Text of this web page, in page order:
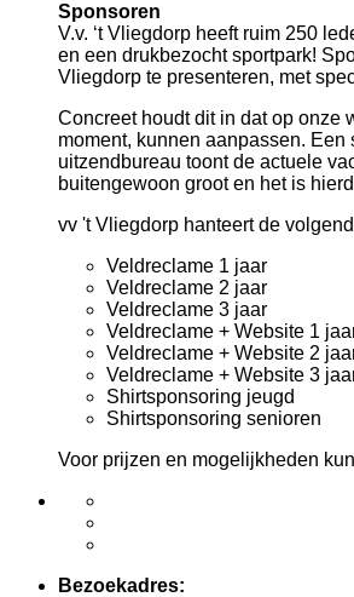
Sponsoren
V.v. ‘t Vliegdorp heeft ruim 250
en een drukbezocht sportpark!
Vliegdorp te presenteren, met
Concreet houdt dit in dat op onze
moment, kunnen aanpassen.
uitzendbureau toont de actuele
buitengewoon groot en het is
vv 't Vliegdorp hanteert de
Veldreclame 1 jaar
Veldreclame 2 jaar
Veldreclame 3 jaar
Veldreclame + Website 1
Veldreclame + Website 2
Veldreclame + Website 3
Shirtsponsoring jeugd
Shirtsponsoring senioren
Voor prijzen en mogelijkheden
Bezoekadres: